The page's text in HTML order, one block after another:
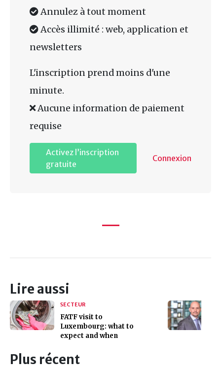
Annulez à tout moment
Accès illimité : web, application et
newsletters
L'inscription prend moins d'une
minute.
Aucune information de paiement
requise
Activez l’inscription
gratuite
Connexion
Lire aussi
SECTEUR
FATF visit to
Luxembourg: what to
expect and when
Plus récent